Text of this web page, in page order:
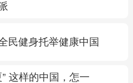
民健身托举健康中国
这样的中国，怎一